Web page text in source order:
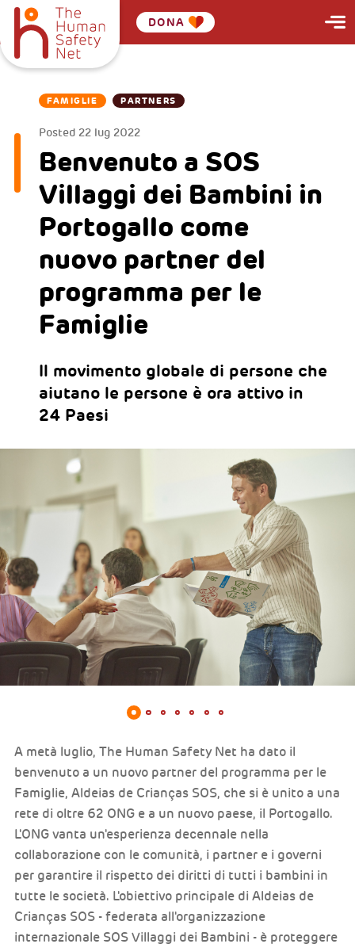
DONA
FAMIGLIE PARTNERS
Posted 22 lug 2022
Benvenuto a SOS
Villaggi dei Bambini in
Portogallo come
nuovo partner del
programma per le
Famiglie
Il movimento globale di persone che
aiutano le persone è ora attivo in
24 Paesi
A metà luglio, The Human Safety Net ha dato il
benvenuto a un nuovo partner del programma per le
Famiglie, Aldeias de Crianças SOS, che si è unito a una
rete di oltre 62 ONG e a un nuovo paese, il Portogallo.
L'ONG vanta un'esperienza decennale nella
collaborazione con le comunità, i partner e i governi
per garantire il rispetto dei diritti di tutti i bambini in
tutte le società. L'obiettivo principale di Aldeias de
Crianças SOS - federata all'organizzazione
internazionale SOS Villaggi dei Bambini - è proteggere